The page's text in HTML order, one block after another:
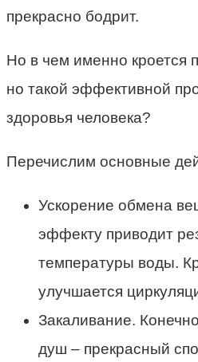
прекрасно бодрит.
Но в чем именно кроется
но такой эффективной
здоровья человека?
Перечислим основные
Ускорение обмена
эффекту приводит
температуры воды.
улучшается
Закаливание.
душ – прекрасный